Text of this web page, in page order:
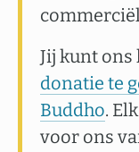
Jij kunt
donatie te
Buddho.
voor ons